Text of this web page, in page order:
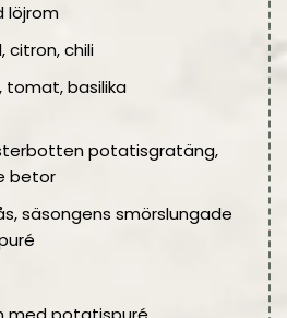
löjrom
citron, chili
tomat, basilika
potatisgratäng,
betor
säsongens smörslungade